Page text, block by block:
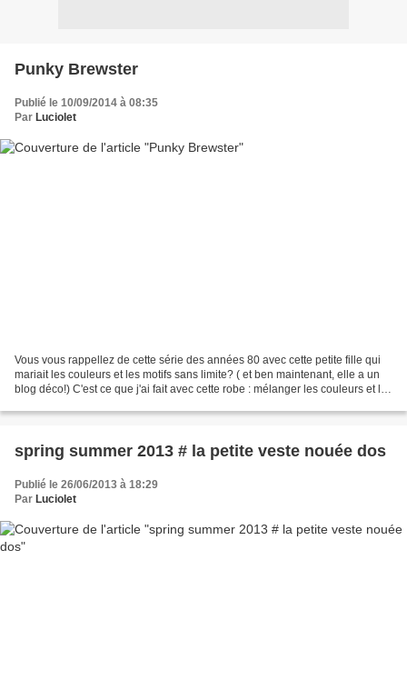
Punky Brewster
Publié le 10/09/2014 à 08:35
Par Luciolet
Vous vous rappellez de cette série des années 80 avec cette petite fille qui
mariait les couleurs et les motifs sans limite? ( et ben maintenant, elle a un
blog déco!) C'est ce que j'ai fait avec cette robe : mélanger les couleurs et les
spring summer 2013 # la petite veste nouée dos
Publié le 26/06/2013 à 18:29
Par Luciolet